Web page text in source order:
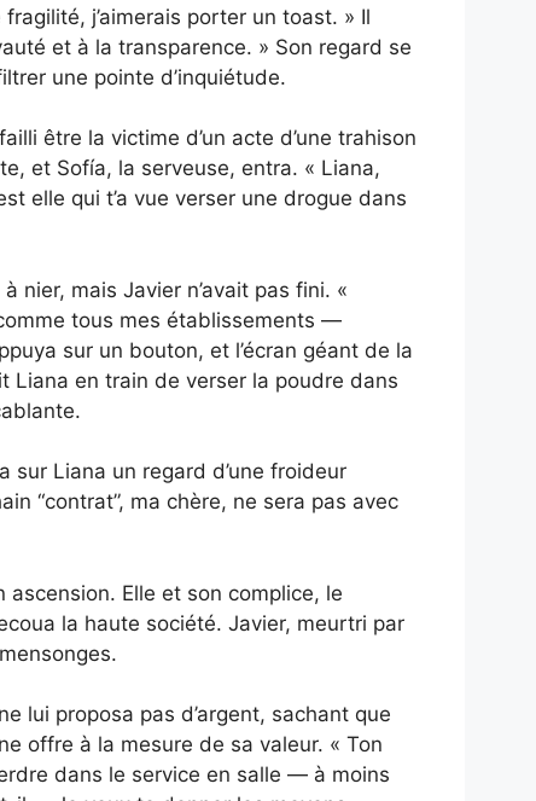
j’aimerais porter un toast. » Il
et à la transparence. » Son regard se
une pointe d’inquiétude.
être la victime d’un acte d’une trahison
et Sofía, la serveuse, entra. « Liana,
elle qui t’a vue verser une drogue dans
nier, mais Javier n’avait pas fini. «
tous mes établissements —
sur un bouton, et l’écran géant de la
Liana en train de verser la poudre dans
Liana un regard d’une froideur
“contrat”, ma chère, ne sera pas avec
Elle et son complice, le
la haute société. Javier, meurtri par
lui proposa pas d’argent, sachant que
offre à la mesure de sa valeur. « Ton
dans le service en salle — à moins